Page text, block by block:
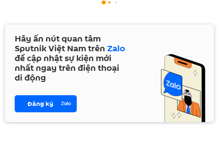
Hãy ấn nút quan tâm
Sputnik Việt Nam trên Zalo
để cập nhật sự kiện mới
nhất ngay trên điện thoại
di động
Đăng ký